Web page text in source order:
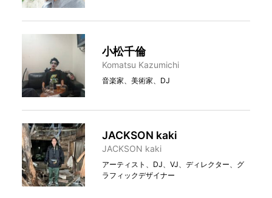
小松千倫
Komatsu Kazumichi
音楽家、美術家、DJ
JACKSON kaki
JACKSON kaki
アーティスト、DJ、VJ、ディレクター、グ
ラフィックデザイナー